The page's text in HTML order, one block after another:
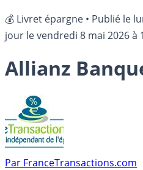
💰 Livret épargne • Publié le
jour levendredi 8 mai 2026 à
Allianz
Par FranceTransactions.com